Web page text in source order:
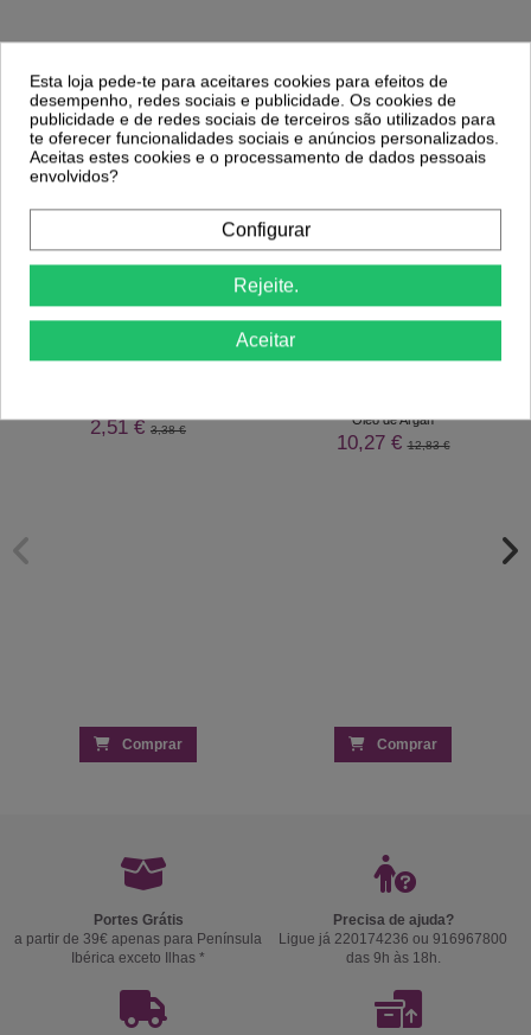
Clientes Que Compraram Este
Produto Também Compraram:
-26%
2,51 €3,38 €
Comprar
-20%
Óleo de Argan
10,27 €12,83 €
Comprar
Portes Grátis
a partir de 39€ apenas para Península
Ibérica exceto Ilhas *
Precisa de ajuda?
Ligue já 220174236 ou 916967800
das 9h às 18h.
Esta loja pede-te para aceitares cookies para efeitos de
desempenho, redes sociais e publicidade. Os cookies de
publicidade e de redes sociais de terceiros são utilizados para
te oferecer funcionalidades sociais e anúncios personalizados.
Aceitas estes cookies e o processamento de dados pessoais
envolvidos?
Configurar
Rejeite.
Aceitar